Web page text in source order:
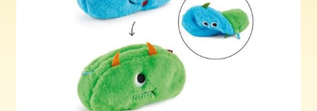
Aurinko Kustannus: kirjat
Auringon kirja- ja paperipuodit verkossa